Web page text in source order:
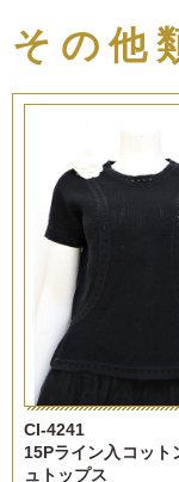
その他
CI-4241
15Pライン入コット
ュトップス